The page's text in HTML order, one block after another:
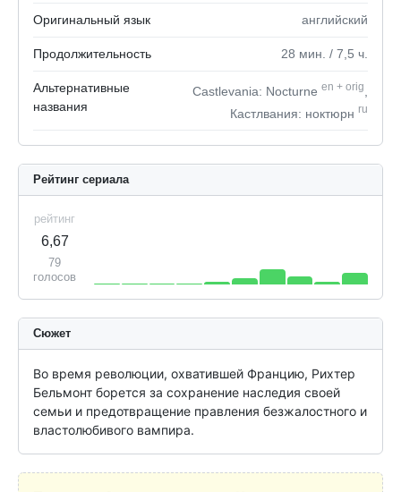
Оригинальный язык английский
Продолжительность 28 мин. / 7,5 ч.
Альтернативные
названия
Castlevania: Nocturne en + orig
Кастлвания: ноктюрн ru
Рейтинг сериала
рейтинг
6,67
79
голосов
Сюжет
Во время революции, охватившей Францию, Рихтер
Бельмонт борется за сохранение наследия своей
семьи и предотвращение правления безжалостного и
властолюбивого вампира.